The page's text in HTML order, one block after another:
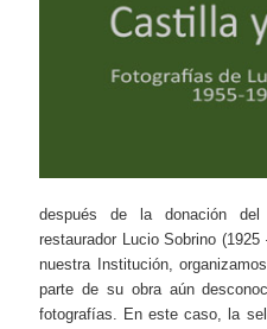
después de la donación
restaurador Lucio Sobrino
nuestra Institución,
parte de su obra aún
fotografías. En este caso, la